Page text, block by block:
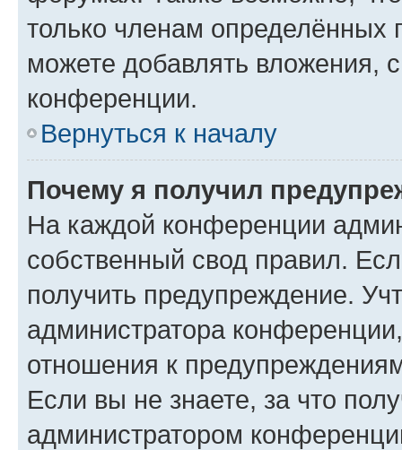
только членам определённых
можете добавлять вложения,
конференции.
Вернуться к началу
Почему я получил
На каждой конференции
собственный свод правил.
получить предупреждение.
администратора
отношения к
Если вы не знаете, за что
администратором